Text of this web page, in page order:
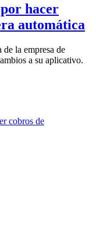
hacer
automática
la empresa de
a su aplicativo.